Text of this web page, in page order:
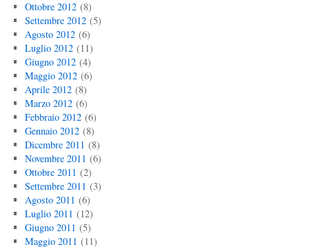
Ottobre 2012(8)
Settembre 2012(5)
Agosto 2012(6)
Luglio 2012(11)
Giugno 2012(4)
Maggio 2012(6)
Aprile 2012(8)
Marzo 2012(6)
Febbraio 2012(6)
Gennaio 2012(8)
Dicembre 2011 (8)
Novembre 2011 (6)
Ottobre 2011 (2)
Settembre 2011 (3)
Agosto 2011 (6)
Luglio 2011 (12)
Giugno 2011 (5)
Maggio 2011 (11)